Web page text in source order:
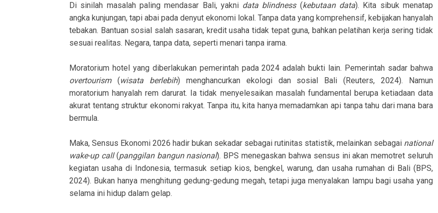
Di sinilah masalah paling mendasar Bali, yakni data blindness(kebutaan data). Kita sibuk menatap
angka kunjungan, tapi abai pada denyut ekonomi lokal. Tanpa data yang komprehensif, kebijakan hanyalah
tebakan. Bantuan sosial salah sasaran, kredit usaha tidak tepat guna, bahkan pelatihan kerja sering tidak
sesuai realitas. Negara, tanpa data, seperti menari tanpa irama.
Moratorium hotel yang diberlakukan pemerintah pada 2024 adalah bukti lain. Pemerintah sadar bahwa
overtourism(wisata berlebih) menghancurkan ekologi dan sosial Bali (Reuters, 2024). Namun
moratorium hanyalah rem darurat. Ia tidak menyelesaikan masalah fundamental berupa ketiadaan data
akurat tentang struktur ekonomi rakyat. Tanpa itu, kita hanya memadamkan api tanpa tahu dari mana bara
bermula.
Maka, Sensus Ekonomi 2026 hadir bukan sekadar sebagai rutinitas statistik, melainkan sebagai national
wake-up call(panggilan bangun nasional). BPS menegaskan bahwa sensus ini akan memotret seluruh
kegiatan usaha di Indonesia, termasuk setiap kios, bengkel, warung, dan usaha rumahan di Bali (BPS,
2024). Bukan hanya menghitung gedung-gedung megah, tetapi juga menyalakan lampu bagi usaha yang
selama ini hidup dalam gelap.